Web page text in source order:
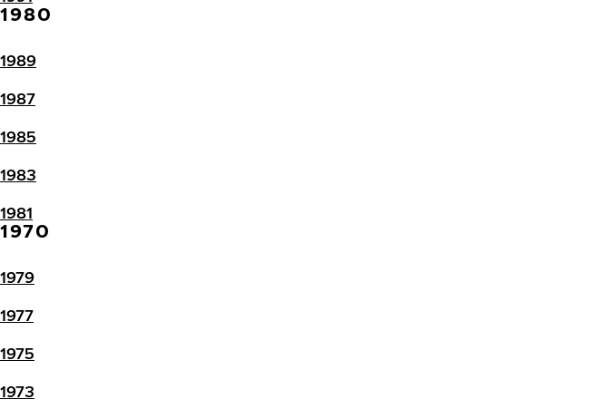
1980
1989
1987
1985
1983
1981
1970
1979
1977
1975
1973